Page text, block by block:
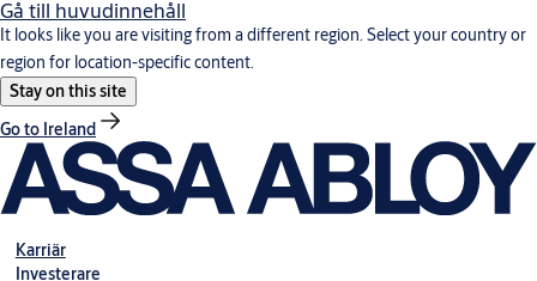
Gå till huvudinnehåll
It looks like you are visiting from a different region. Select your country or
region for location-specific content.
Stay on this site
Go to Ireland
Karriär
Investerare